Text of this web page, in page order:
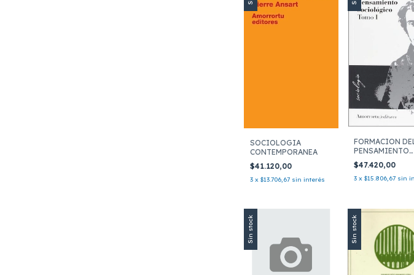
SOCIOLOGIA
CONTEMPORANEA
$41.120,00
3 x $13.706,67 sin interés
FORMACION
PENSAMIENTO
SOCIOLOGICO 2
$47.420,00
3 x $15.806,67 sin
Sin stock Sin stock